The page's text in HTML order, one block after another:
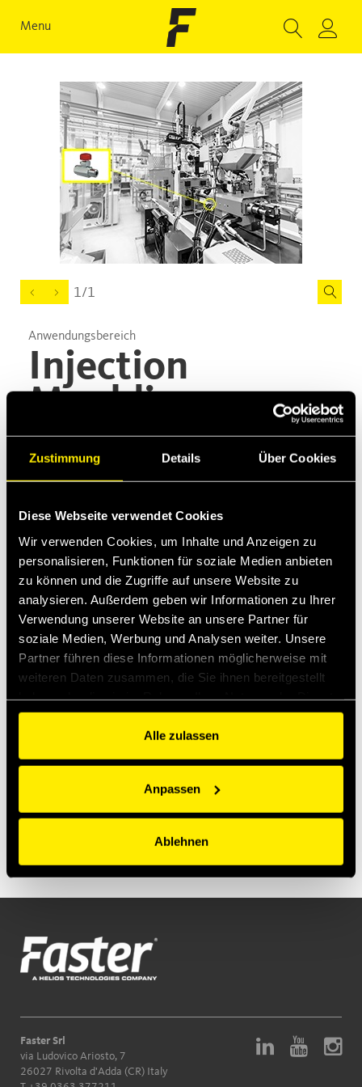
Zustimmung Details Über Cookies
Diese Webseite verwendet Cookies
Wir verwenden Cookies, um Inhalte und Anzeigen zu
personalisieren, Funktionen für soziale Medien anbieten
zu können und die Zugriffe auf unsere Website zu
analysieren. Außerdem geben wir Informationen zu Ihrer
Verwendung unserer Website an unsere Partner für
soziale Medien, Werbung und Analysen weiter. Unsere
Partner führen diese Informationen möglicherweise mit
weiteren Daten zusammen, die Sie ihnen bereitgestellt
gesammelt haben.
Alle zulassen
Anpassen
Ablehnen
Menu
1/1
Anwendungsbereich
Injection
Moulding
Anwendungsbereich
Injection moulding is a manufacturing process
for producing parts by injecting molten material
into a mould. Here's an example of use of manual
decompression valves for relieving residual
pressure before connecting or disconnecting
hydraulic lines of an injection moulding machine
through quick release couplings not equipped
with a pressure relief system.
Product Series
Faster Srl
via Ludovico Ariosto, 7
26027 Rivolta d'Adda (CR) Italy